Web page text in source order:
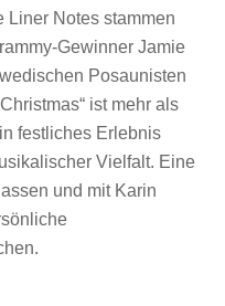
Liner Notes stammen
Gewinner Jamie
Posaunisten
ist mehr als
festliches Erlebnis
Vielfalt. Eine
und mit Karin